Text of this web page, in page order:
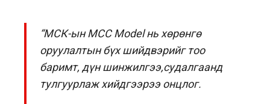
“МСК-ын MCC Model нь хөрөнгө
оруулалтын бүх шийдвэрийг тоо
баримт, дүн шинжилгээ,судалгаанд
тулгуурлаж хийдгээрээ онцлог.